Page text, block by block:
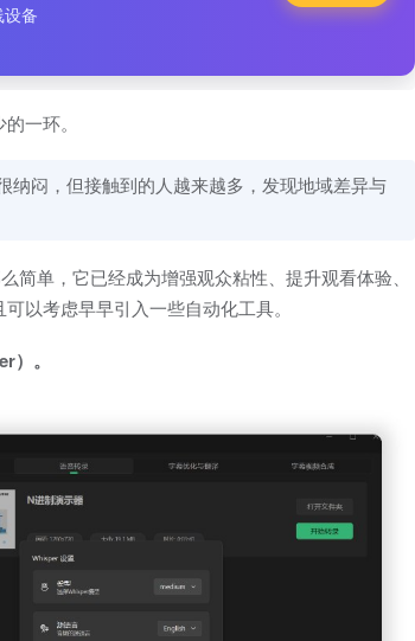
备
一环。
闷，但接触到的人越来越多，发现地域差异与
简单，它已经成为增强观众粘性、提升观看体验、
以考虑早早引入一些自动化工具。
。